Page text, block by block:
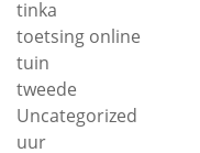
tinka
toetsing online
tuin
tweede
Uncategorized
uur